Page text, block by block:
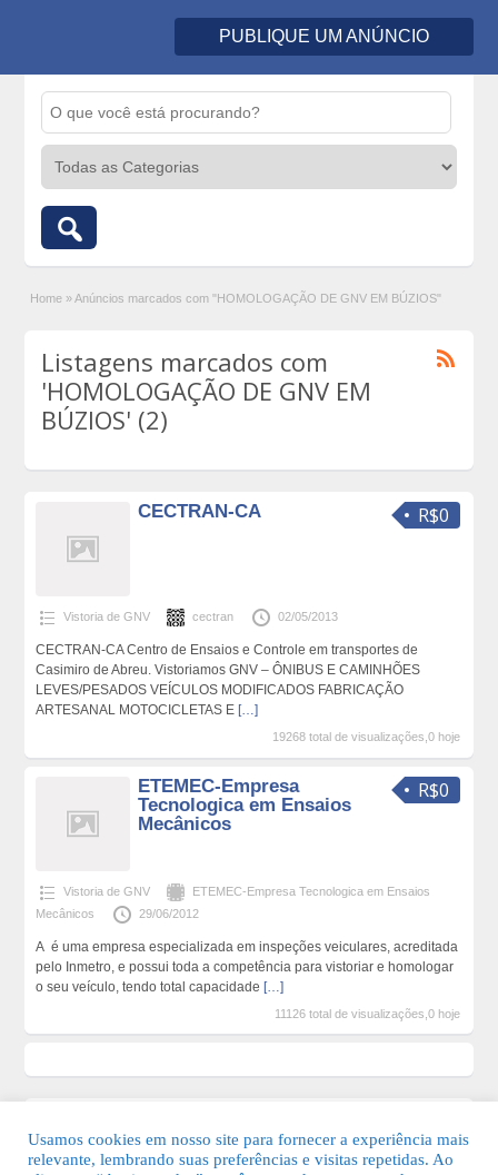
PUBLIQUE UM ANÚNCIO
Home » Anúncios marcados com "HOMOLOGAÇÃO DE GNV EM BÚZIOS"
Listagens marcados com
'HOMOLOGAÇÃO DE GNV EM
BÚZIOS' (2)
R$0
CECTRAN-CA
Vistoria de GNV cectran 02/05/2013
CECTRAN-CA Centro de Ensaios e Controle em transportes de
Casimiro de Abreu. Vistoriamos GNV – ÔNIBUS E CAMINHÕES
LEVES/PESADOS VEÍCULOS MODIFICADOS FABRICAÇÃO
ARTESANAL MOTOCICLETAS E […]
19268 total de visualizações,0 hoje
R$0
ETEMEC-Empresa
Tecnologica em Ensaios
Mecânicos
Vistoria de GNV
ETEMEC-Empresa Tecnologica em Ensaios
Mecânicos
29/06/2012
A é uma empresa especializada em inspeções veiculares, acreditada
pelo Inmetro, e possui toda a competência para vistoriar e homologar
o seu veículo, tendo total capacidade […]
11126 total de visualizações,0 hoje
Usamos cookies em nosso site para fornecer a experiência mais
relevante, lembrando suas preferências e visitas repetidas. Ao